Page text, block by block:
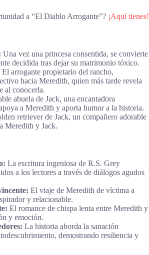
a “El Diablo Arrogante”? ¡Aquí tienes!
Una vez una princesa consentida, se convierte
decidida tras dejar su matrimonio tóxico.
El arrogante propietario del rancho,
hacia Meredith, quien más tarde revela
al conocerla.
abuela de Jack, una encantadora
a Meredith y aporta humor a la historia.
retriever de Jack, un compañero adorable
Meredith y Jack.
La escritura ingeniosa de R.S. Grey
a los lectores a través de diálogos agudos
El viaje de Meredith de víctima a
y relacionable.
El romance de chispa lenta entre Meredith y
y emoción.
La historia aborda la sanación
demostrando resiliencia y